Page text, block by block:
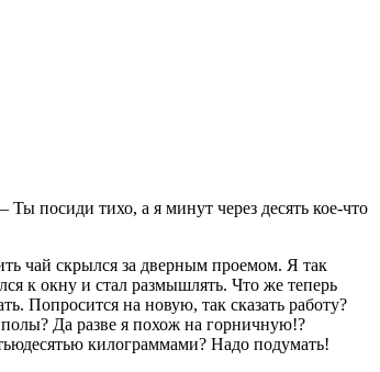
посиди тихо, а я минут через десять кое-что
чай скрылся за дверным проемом. Я так
к окну и стал размышлять. Что же теперь
Попросится на новую, так сказать работу?
Да разве я похож на горничную!?
килограммами? Надо подумать!